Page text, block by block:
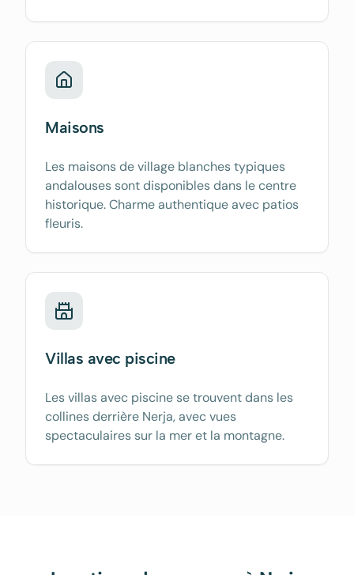
Maisons
Les maisons de village blanches typiques
andalouses sont disponibles dans le centre
historique. Charme authentique avec patios
fleuris.
Villas avec piscine
Les villas avec piscine se trouvent dans les
collines derrière Nerja, avec vues
spectaculaires sur la mer et la montagne.